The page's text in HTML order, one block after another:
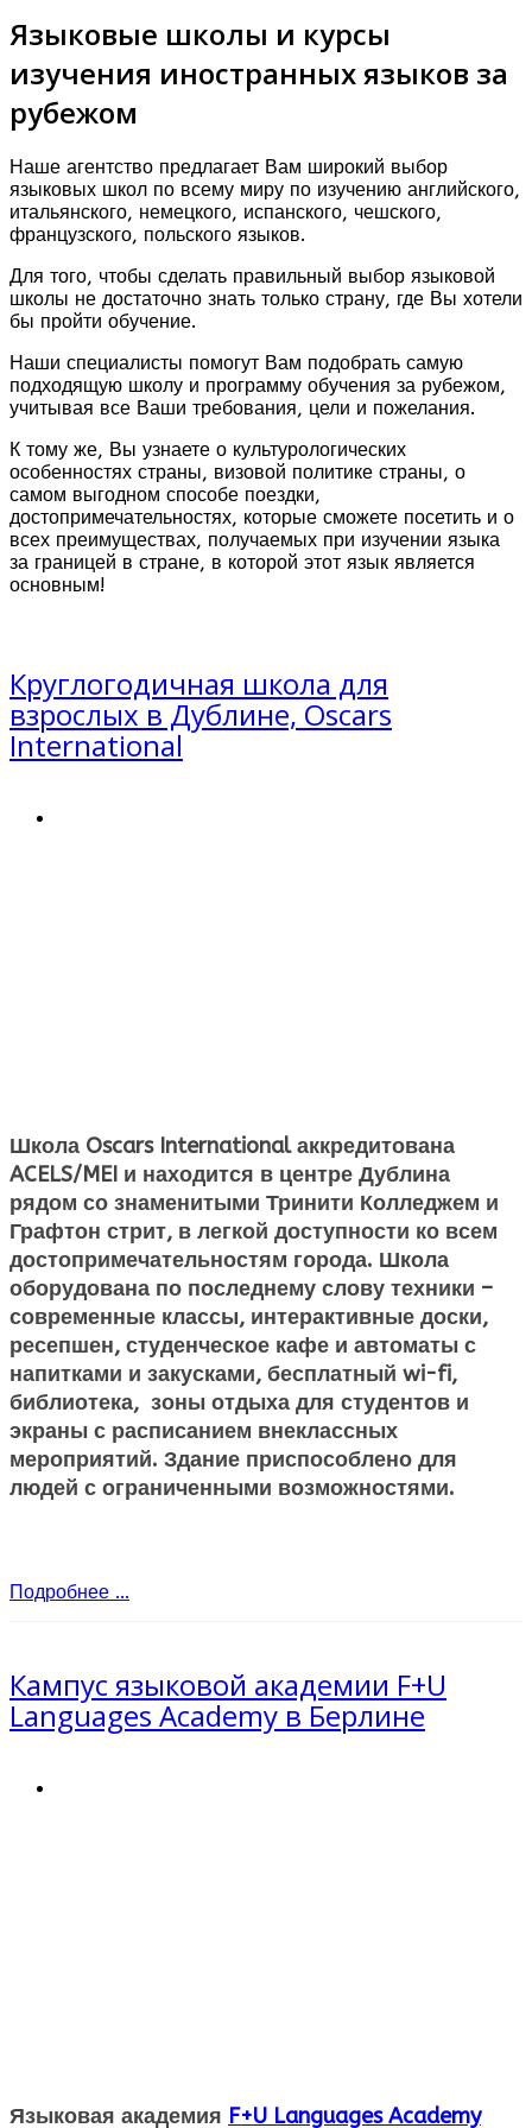
Языковые школы и курсы
изучения иностранных языков за
рубежом
Наше агентство предлагает Вам широкий выбор
языковых школ по всему миру по изучению английского,
итальянского, немецкого, испанского, чешского,
французского, польского языков.
Для того, чтобы сделать правильный выбор языковой
школы не достаточно знать только страну, где Вы хотели
бы пройти обучение.
Наши специалисты помогут Вам подобрать самую
подходящую школу и программу обучения за рубежом,
учитывая все Ваши требования, цели и пожелания.
К тому же, Вы узнаете о культурологических
особенностях страны, визовой политике страны, о
самом выгодном способе поездки,
достопримечательностях, которые сможете посетить и о
всех преимуществах, получаемых при изучении языка
за границей в стране, в которой этот язык является
основным!
Круглогодичная школа для
взрослых в Дублине, Oscars
International
Школа Oscars International аккредитована
ACELS/MEI и находится в центре Дублина
рядом со знаменитыми Тринити Колледжем и
Графтон стрит, в легкой доступности ко всем
достопримечательностям города. Школа
оборудована по последнему слову техники –
современные классы, интерактивные доски,
ресепшен, студенческое кафе и автоматы с
напитками и закусками, бесплатный wi-fi,
библиотека, зоны отдыха для студентов и
экраны с расписанием внеклассных
мероприятий. Здание приспособлено для
людей с ограниченными возможностями.
Подробнее ...
Кампус языковой академии F+U
Languages Academy в Берлине
Языковая академия F+U Languages Academy